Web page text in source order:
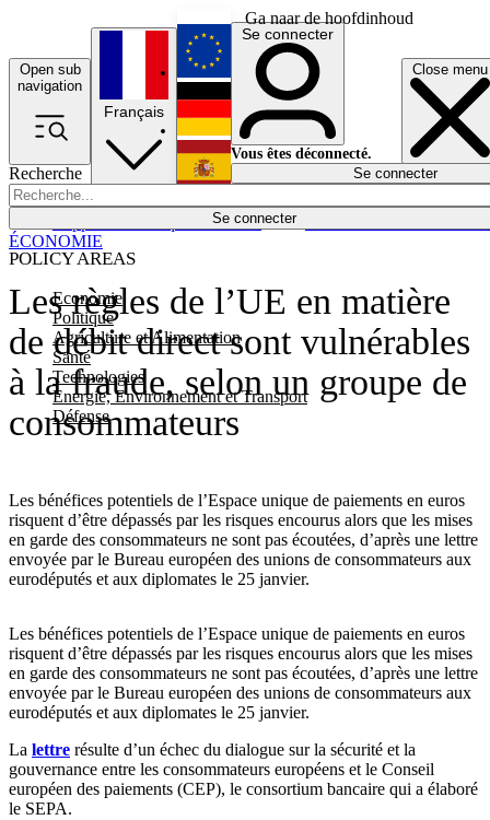
Ga naar de hoofdinhoud
Open sub
navigation
Close menu
Recherche
Se connecter
POLICY AREAS
Economie
Politique
Agriculture et Alimentation
Santé
Technologies
Energie, Environnement et Transport
Défense
Économie
Français
English
Deutsch
Español
Se connecter
Vous êtes déconnecté.
Se connecter
Les règles de l’UE en matière
de débit direct sont vulnérables
à la fraude, selon un groupe de
consommateurs
Les bénéfices potentiels de l’Espace unique de paiements en euros
risquent d’être dépassés par les risques encourus alors que les mises
en garde des consommateurs ne sont pas écoutées, d’après une lettre
envoyée par le Bureau européen des unions de consommateurs aux
eurodéputés et aux diplomates le 25 janvier.
ÉCONOMIE
Les bénéfices potentiels de l’Espace unique de paiements en euros
risquent d’être dépassés par les risques encourus alors que les mises
en garde des consommateurs ne sont pas écoutées, d’après une lettre
envoyée par le Bureau européen des unions de consommateurs aux
eurodéputés et aux diplomates le 25 janvier.
La lettre résulte d’un échec du dialogue sur la sécurité et la
gouvernance entre les consommateurs européens et le Conseil
européen des paiements (CEP), le consortium bancaire qui a élaboré
le SEPA.